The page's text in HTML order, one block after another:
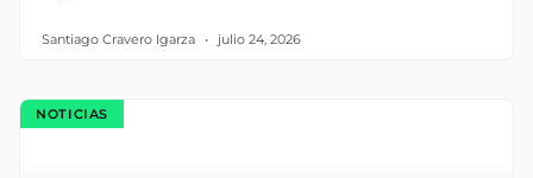
Santiago Cravero Igarza julio 24, 2026
NOTICIAS